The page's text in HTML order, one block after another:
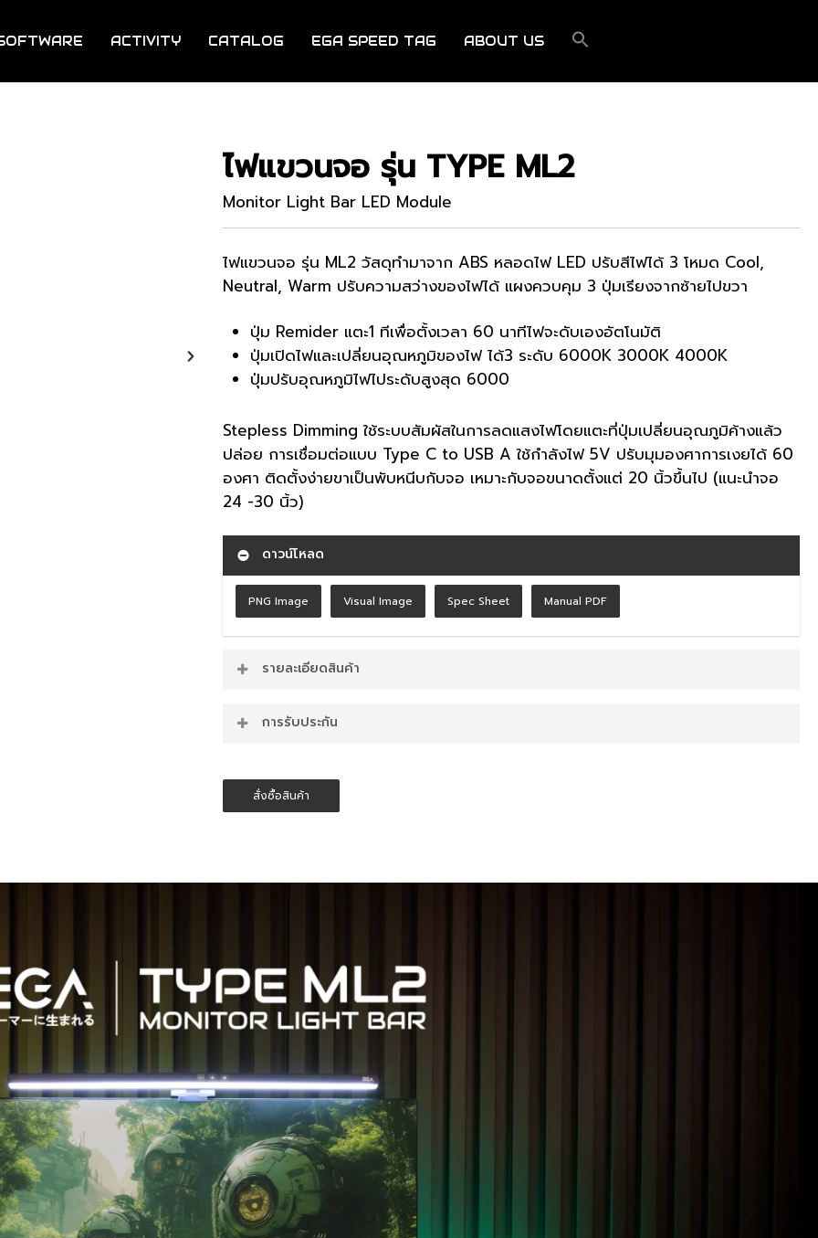
ACTIVITY CATALOG EGA SPEED TAG ABOUT US
ไฟแขวนจอ รุ่น TYPE ML2
Monitor Light Bar LED Module
ไฟแขวนจอ รุ่น ML2 วัสดุทำมาจาก ABS หลอดไฟ LED ปรับสีไฟได้ 3 โหมด Cool,
Neutral, Warm ปรับความสว่างของไฟได้ แผงควบคุม 3 ปุ่มเรียงจากซ้ายไปขวา
ปุ่ม Remider แตะ1 ทีเพื่อตั้งเวลา 60 นาทีไฟจะดับเองอัตโนมัติ
ปุ่มเปิดไฟและเปลี่ยนอุณหภูมิของไฟ ได้3 ระดับ 6000K 3000K 4000K
ปุ่มปรับอุณหภูมิไฟไประดับสูงสุด 6000
Stepless Dimming ใช้ระบบสัมผัสในการลดแสงไฟโดยแตะที่ปุ่มเปลี่ยนอุณภูมิค้างแล้ว
ปล่อย การเชื่อมต่อแบบ Type C to USB A ใช้กำลังไฟ 5V ปรับมุมองศาการเงยได้ 60
องศา ติดตั้งง่ายขาเป็นพับหนีบกับจอ เหมาะกับจอขนาดตั้งแต่ 20 นิ้วขึ้นไป (แนะนำจอ
24 -30 นิ้ว)
ดาวน์โหลด
PNG Image Visual Image Spec Sheet Manual PDF
รายละเอียดสินค้า
จุดเด่นของ ไฟแขวนจอ รุ่น TYPE ML2
ไซส์ Dimension 500x106x85 mm.
แผงควบคุม 3 ปุ่มเรียงจากซ้ายไปขวา 1.ปุ่ม Remider แตะ1 ทีเพื่อตั้งเวลา 60 นาทีไฟจะดับเอง
USB-C Power supply เชื่อมต่อผ่าน USB-C to A ใช้กำลังไฟ 5V
การรับประกัน
สั่งซื้อสินค้า